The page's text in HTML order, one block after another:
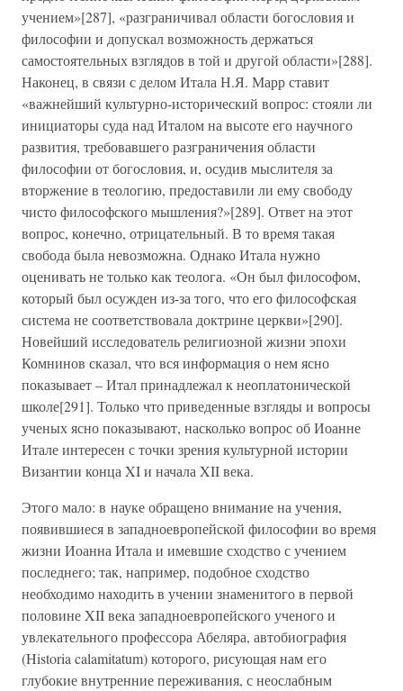
учением»[287], «разграничивал области богословия и
философии и допускал возможность держаться
самостоятельных взглядов в той и другой области»[288].
Наконец, в связи с делом Итала Н.Я. Марр ставит
«важнейший культурно-исторический вопрос: стояли ли
инициаторы суда над Италом на высоте его научного
развития, требовавшего разграничения области
философии от богословия, и, осудив мыслителя за
вторжение в теологию, предоставили ли ему свободу
чисто философского мышления?»[289]. Ответ на этот
вопрос, конечно, отрицательный. В то время такая
свобода была невозможна. Однако Итала нужно
оценивать не только как теолога. «Он был философом,
который был осужден из-за того, что его философская
система не соответствовала доктрине церкви»[290].
Новейший исследователь религиозной жизни эпохи
Комнинов сказал, что вся информация о нем ясно
показывает – Итал принадлежал к неоплатонической
школе[291]. Только что приведенные взгляды и вопросы
ученых ясно показывают, насколько вопрос об Иоанне
Итале интересен с точки зрения культурной истории
Византии конца XI и начала XII века.
Этого мало: в науке обращено внимание на учения,
появившиеся в западноевропейской философии во время
жизни Иоанна Итала и имевшие сходство с учением
последнего; так, например, подобное сходство
необходимо находить в учении знаменитого в первой
половине XII века западноевропейского ученого и
увлекательного профессора Абеляра, автобиография
(Historia calamitatum) которого, рисующая нам его
глубокие внутренние переживания, с неослабным